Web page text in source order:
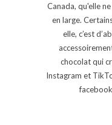
Canada, qu'elle
en large.
elle, c’est
chocolat qui
Instagram et